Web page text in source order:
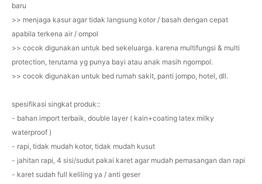
baru
>> menjaga kasur agar tidak langsung kotor / basah dengan cepat
apabila terkena air / ompol
>> cocok digunakan untuk bed sekeluarga. karena multifungsi & multi
protection, terutama yg punya bayi atau anak masih ngompol.
>> cocok digunakan untuk bed rumah sakit, panti jompo, hotel, dll.
spesifikasi singkat produk::
- bahan import terbaik, double layer ( kain+coating latex milky
waterproof )
- rapi, tidak mudah kotor, tidak mudah kusut
- jahitan rapi, 4 sisi/sudut pakai karet agar mudah pemasangan dan rapi
- karet sudah full keliling ya / anti geser